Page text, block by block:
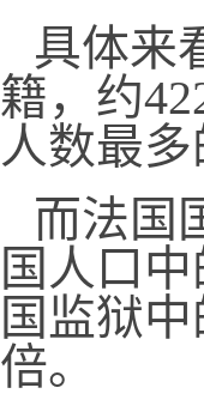
具体来
籍，约
人数最
而法国
国人口
国监狱
倍。